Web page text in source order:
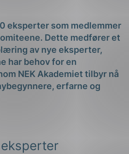
eksperter som medlemmer
Dette medfører et
av nye eksperter,
har behov for en
NEK Akademiet tilbyr nå
erfarne og